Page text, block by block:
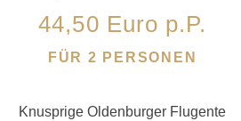
44,50 Euro p.P.
FÜR 2 PERSONEN
Knusprige Oldenburger Flugente